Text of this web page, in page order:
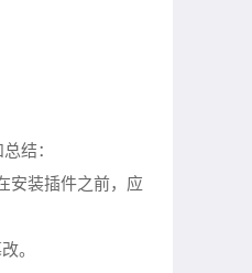
结：
安装插件之前，应
。